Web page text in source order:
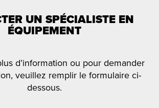
UN SPÉCIALISTE EN
ÉQUIPEMENT
d’information ou pour demander
veuillez remplir le formulaire ci-
dessous.